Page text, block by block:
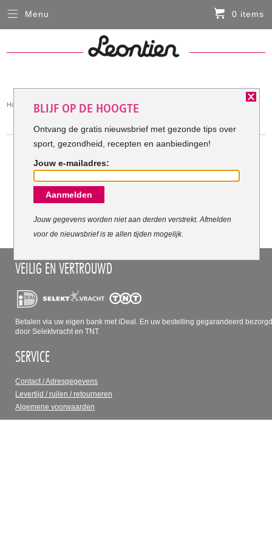
You
Home Hardloopkleding
HARDLOOPKLEDING
Meest verkochte Hardloopkleding:
Menu 0 items
VEILIG EN VERTROUWD
Betalen via uw eigen bank met iDeal. En uw bestelling gegarandeerd
door Selektvracht en TNT.
SERVICE
Contact / Adresgegevens
Levertijd / ruilen / retourneren
Algemene voorwaarden
Sluiten
FIETSKLEDING
SERVICE
Inloggen
Contact- en adresgegevens
Levertijd, retourneren, ruilen
BLIJF OP DE HOOGTE
Ontvang de gratis nieuwsbrief met gezonde tips over
sport, gezondheid, recepten en aanbiedingen!
Jouw e-mailadres:
Aanmelden
Jouw gegevens worden niet aan derden verstrekt. Afmelden
voor de nieuwsbrief is te allen tijden mogelijk.